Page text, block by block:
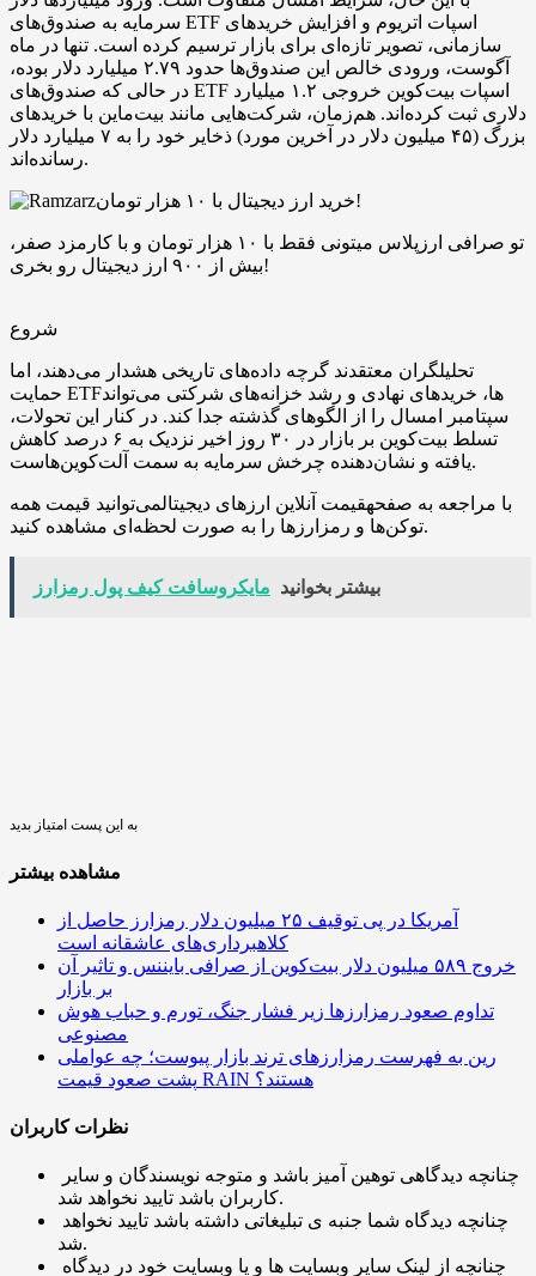
سرمایه به صندوق‌های ETF اسپات اتریوم و افزایش خریدهای
سازمانی، تصویر تازه‌ای برای بازار ترسیم کرده است. تنها در ماه
آگوست، ورودی خالص این صندوق‌ها حدود ۲.۷۹ میلیارد دلار بوده،
در حالی که صندوق‌های ETF اسپات بیت‌کوین خروجی ۱.۲ میلیارد
دلاری ثبت کرده‌اند. هم‌زمان، شرکت‌هایی مانند بیت‌ماین با خریدهای
بزرگ (۴۵ میلیون دلار در آخرین مورد) ذخایر خود را به ۷ میلیارد دلار
رسانده‌اند.
خرید ارز دیجیتال با ۱۰ هزار تومان!
تو صرافی ارزپلاس میتونی فقط با ۱۰ هزار تومان و با کارمزد صفر،
بیش از ۹۰۰ ارز دیجیتال رو بخری!
شروع
تحلیلگران معتقدند گرچه داده‌های تاریخی هشدار می‌دهند، اما
حمایت ETFها، خریدهای نهادی و رشد خزانه‌های شرکتی می‌تواند
سپتامبر امسال را از الگوهای گذشته جدا کند. در کنار این تحولات،
تسلط بیت‌کوین بر بازار در ۳۰ روز اخیر نزدیک به ۶ درصد کاهش
یافته و نشان‌دهنده چرخش سرمایه به سمت آلت‌کوین‌هاست.
با مراجعه به صفحهقیمت آنلاین ارزهای دیجیتالمی‌توانید قیمت همه
توکن‌ها و رمزارزها را به صورت لحظه‌ای مشاهده کنید.
بیشتر بخوانید مایکروسافت کیف پول رمزارز
به این پست امتیاز بدید
مشاهده بیشتر
آمریکا در پی توقیف ۲۵ میلیون دلار رمزارز حاصل از
کلاهبرداری‌های عاشقانه است
خروج ۵۸۹ میلیون دلار بیت‌کوین از صرافی بایننس و تاثیر آن
بر بازار
تداوم صعود رمزارزها زیر فشار جنگ، تورم و حباب هوش
مصنوعی
رین به فهرست رمزارزهای ترند بازار پیوست؛ چه عواملی
پشت صعود قیمت RAIN هستند؟
نظرات کاربران
کاربران باشد تایید نخواهد شد.
شد.